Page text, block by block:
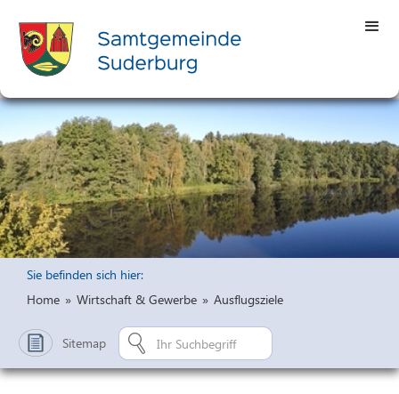
Sie befinden sich hier:
Home » Wirtschaft & Gewerbe » Ausflugsziele
Sitemap